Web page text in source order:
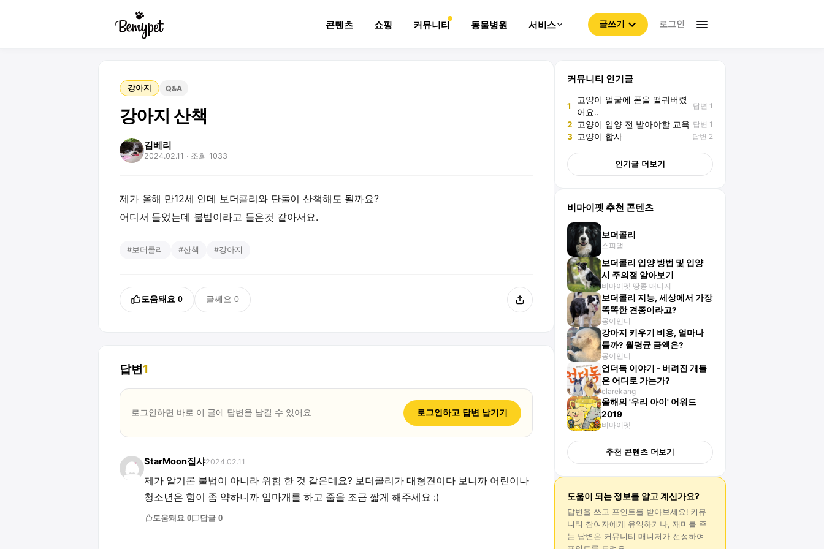
콘텐츠 쇼핑 커뮤니티 동물병원 서비스 글쓰기 로그인
강아지 Q&A
강아지 산책
김베리
2024.02.11 · 조회 1033
제가 올해 만12세 인데 보더콜리와 단둘이 산책해도 될까요?
어디서 들었는데 불법이라고 들은것 같아서요.
#보더콜리 #산책 #강아지
도움돼요 0 글쎄요 0
답변1
로그인하면 바로 이 글에 답변을 남길 수 있어요 로그인하고 답변 남기기
StarMoon집샤2024.02.11
제가 알기론 불법이 아니라 위험 한 것 같은데요? 보더콜리가 대형견이다 보니까 어린이나
청소년은 힘이 좀 약하니까 입마개를 하고 줄을 조금 짧게 해주세요 :)
도움돼요 0 답글 0
커뮤니티 인기글
1
고양이 얼굴에 폰을 떨궈버렸
어요..
답변 1
2 고양이 입양 전 받아야할 교육 답변 1
3 고양이 합사 답변 2
인기글 더보기
비마이펫 추천 콘텐츠
보더콜리
스피댇
보더콜리 입양 방법 및 입양
시 주의점 알아보기
비마이펫 땅콩 매니저
보더콜리 지능, 세상에서 가장
똑똑한 견종이라고?
몽이언니
강아지 키우기 비용, 얼마나
들까? 월평균 금액은?
몽이언니
언더독 이야기 - 버려진 개들
은 어디로 가는가?
clarekang
올해의 '우리 아이' 어워드
2019
비마이펫
추천 콘텐츠 더보기
도움이 되는 정보를 알고 계신가요?
답변 을 쓰고 포인트를 받아보세요! 커뮤
니티 참여자에게 유익하거나, 재미를 주
는 답변 은 커뮤니티 매니저가 선정하여